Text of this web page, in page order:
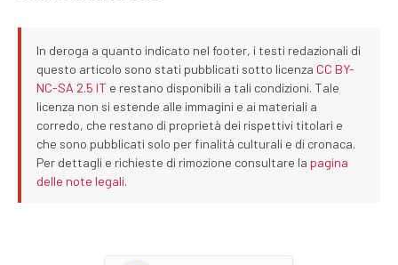
In deroga a quanto indicato nel footer, i testi redazionali di
questo articolo sono stati pubblicati sotto licenza CC BY-
NC-SA 2.5 IT e restano disponibili a tali condizioni. Tale
licenza non si estende alle immagini e ai materiali a
corredo, che restano di proprietà dei rispettivi titolari e
che sono pubblicati solo per finalità culturali e di cronaca.
Per dettagli e richieste di rimozione consultare la pagina
delle note legali.